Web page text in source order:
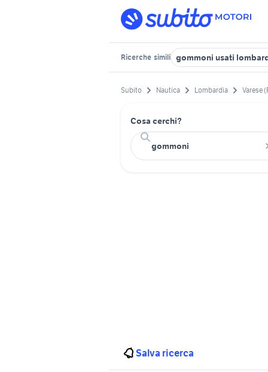
Ricerche simili gommoni usati
Subito Nautica Lombardia Varese
Cosa cerchi?
Salva ricerca